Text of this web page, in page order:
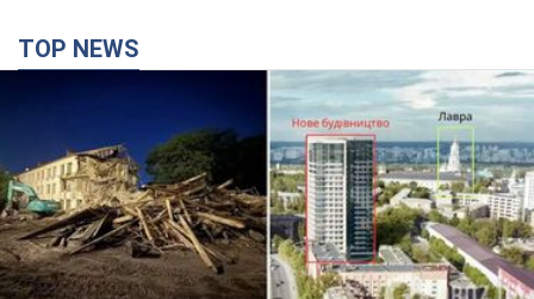
небоскреба "московского верующего"
Какая реакция Кличко на петицию по отмене строительства
Армия РФ уничтожила предприятие Kromberg &
Schubert в Житомире. Фото
Когда предприятие возобновит работу, пока неизвестно
37 хвилин тому 5,2 т.